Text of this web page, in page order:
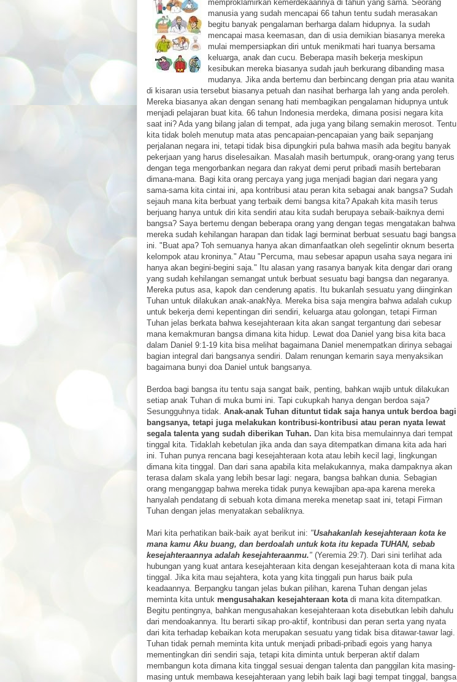
memproklamirkan kemerdekaannya di tahun yang sama. Seorang
manusia yang sudah mencapai 66 tahun tentu sudah merasakan
begitu banyak pengalaman berharga dalam hidupnya. Ia sudah
mencapai masa keemasan, dan di usia demikian biasanya mereka
mulai mempersiapkan diri untuk menikmati hari tuanya bersama
keluarga, anak dan cucu. Beberapa masih bekerja meskipun
kesibukan mereka biasanya sudah jauh berkurang dibanding masa
mudanya. Jika anda bertemu dan berbincang dengan pria atau wanita
di kisaran usia tersebut biasanya petuah dan nasihat berharga lah yang anda peroleh.
Mereka biasanya akan dengan senang hati membagikan pengalaman hidupnya untuk
menjadi pelajaran buat kita. 66 tahun Indonesia merdeka, dimana posisi negara kita
saat ini? Ada yang bilang jalan di tempat, ada juga yang bilang semakin merosot. Tentu
kita tidak boleh menutup mata atas pencapaian-pencapaian yang baik sepanjang
perjalanan negara ini, tetapi tidak bisa dipungkiri pula bahwa masih ada begitu banyak
pekerjaan yang harus diselesaikan. Masalah masih bertumpuk, orang-orang yang terus
dengan tega mengorbankan negara dan rakyat demi perut pribadi masih bertebaran
dimana-mana. Bagi kita orang percaya yang juga menjadi bagian dari negara yang
sama-sama kita cintai ini, apa kontribusi atau peran kita sebagai anak bangsa? Sudah
sejauh mana kita berbuat yang terbaik demi bangsa kita? Apakah kita masih terus
berjuang hanya untuk diri kita sendiri atau kita sudah berupaya sebaik-baiknya demi
bangsa? Saya bertemu dengan beberapa orang yang dengan tegas mengatakan bahwa
mereka sudah kehilangan harapan dan tidak lagi berminat berbuat sesuatu bagi bangsa
ini. "Buat apa? Toh semuanya hanya akan dimanfaatkan oleh segelintir oknum beserta
kelompok atau kroninya." Atau "Percuma, mau sebesar apapun usaha saya negara ini
hanya akan begini-begini saja." Itu alasan yang rasanya banyak kita dengar dari orang
yang sudah kehilangan semangat untuk berbuat sesuatu bagi bangsa dan negaranya.
Mereka putus asa, kapok dan cenderung apatis. Itu bukanlah sesuatu yang diinginkan
Tuhan untuk dilakukan anak-anakNya. Mereka bisa saja mengira bahwa adalah cukup
untuk bekerja demi kepentingan diri sendiri, keluarga atau golongan, tetapi Firman
Tuhan jelas berkata bahwa kesejahteraan kita akan sangat tergantung dari sebesar
mana kemakmuran bangsa dimana kita hidup. Lewat doa Daniel yang bisa kita baca
dalam Daniel 9:1-19 kita bisa melihat bagaimana Daniel menempatkan dirinya sebagai
bagian integral dari bangsanya sendiri. Dalam renungan kemarin saya menyaksikan
bagaimana bunyi doa Daniel untuk bangsanya.
Berdoa bagi bangsa itu tentu saja sangat baik, penting, bahkan wajib untuk dilakukan
setiap anak Tuhan di muka bumi ini. Tapi cukupkah hanya dengan berdoa saja?
Sesungguhnya tidak. Anak-anak Tuhan dituntut tidak saja hanya untuk berdoa bagi
bangsanya, tetapi juga melakukan kontribusi-kontribusi atau peran nyata lewat
segala talenta yang sudah diberikan Tuhan. Dan kita bisa memulainnya dari tempat
tinggal kita. Tidaklah kebetulan jika anda dan saya ditempatkan dimana kita ada hari
ini. Tuhan punya rencana bagi kesejahteraan kota atau lebih kecil lagi, lingkungan
dimana kita tinggal. Dan dari sana apabila kita melakukannya, maka dampaknya akan
terasa dalam skala yang lebih besar lagi: negara, bangsa bahkan dunia. Sebagian
orang menganggap bahwa mereka tidak punya kewajiban apa-apa karena mereka
hanyalah pendatang di sebuah kota dimana mereka menetap saat ini, tetapi Firman
Tuhan dengan jelas menyatakan sebaliknya.
Mari kita perhatikan baik-baik ayat berikut ini: "Usahakanlah kesejahteraan kota ke
mana kamu Aku buang, dan berdoalah untuk kota itu kepada TUHAN, sebab
kesejahteraannya adalah kesejahteraanmu." (Yeremia 29:7). Dari sini terlihat ada
hubungan yang kuat antara kesejahteraan kita dengan kesejahteraan kota di mana kita
tinggal. Jika kita mau sejahtera, kota yang kita tinggali pun harus baik pula
keadaannya. Berpangku tangan jelas bukan pilihan, karena Tuhan dengan jelas
meminta kita untuk mengusahakan kesejahteraan kotadi mana kita ditempatkan.
Begitu pentingnya, bahkan mengusahakan kesejahteraan kota disebutkan lebih dahulu
dari mendoakannya. Itu berarti sikap pro-aktif, kontribusi dan peran serta yang nyata
dari kita terhadap kebaikan kota merupakan sesuatu yang tidak bisa ditawar-tawar lagi.
Tuhan tidak pernah meminta kita untuk menjadi pribadi-pribadi egois yang hanya
mementingkan diri sendiri saja, tetapi kita diminta untuk berperan aktif dalam
membangun kota dimana kita tinggal sesuai dengan talenta dan panggilan kita masing-
masing untuk membawa kesejahteraan yang lebih baik lagi bagi tempat tinggal, bangsa